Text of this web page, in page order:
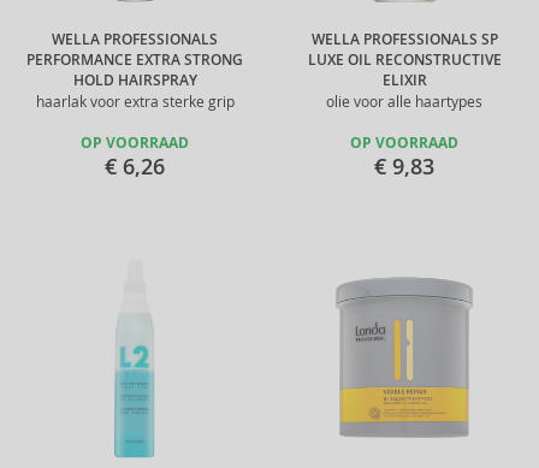
WELLA PROFESSIONALS
PERFORMANCE EXTRA STRONG
HOLD HAIRSPRAY
haarlak voor extra sterke grip
OP VOORRAAD
€ 6,26
WELLA PROFESSIONALS SP
LUXE OIL RECONSTRUCTIVE
ELIXIR
olie voor alle haartypes
OP VOORRAAD
€ 9,83